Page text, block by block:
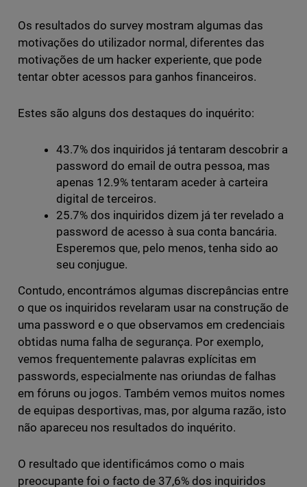
Os resultados do survey mostram algumas das
motivações do utilizador normal, diferentes das
motivações de um hacker experiente, que pode
tentar obter acessos para ganhos financeiros.
Estes são alguns dos destaques do inquérito:
43.7% dos inquiridos já tentaram descobrir a
password do email de outra pessoa, mas
apenas 12.9% tentaram aceder à carteira
digital de terceiros.
25.7% dos inquiridos dizem já ter revelado a
password de acesso à sua conta bancária.
Esperemos que, pelo menos, tenha sido ao
seu conjugue.
Contudo, encontrámos algumas discrepâncias entre
o que os inquiridos revelaram usar na construção de
uma password e o que observamos em credenciais
obtidas numa falha de segurança. Por exemplo,
vemos frequentemente palavras explícitas em
passwords, especialmente nas oriundas de falhas
em fóruns ou jogos. Também vemos muitos nomes
de equipas desportivas, mas, por alguma razão, isto
não apareceu nos resultados do inquérito.
O resultado que identificámos como o mais
preocupante foi o facto de 37,6% dos inquiridos